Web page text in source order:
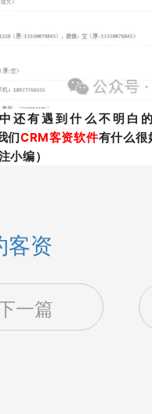
中还有遇到什么不明白
们CRM客资软件有什么很
小编）
客资
一篇